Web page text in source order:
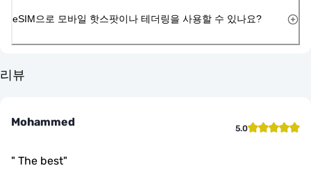
eSIM으로 모바일 핫스팟이나 테더링을 사용할 수 있나요?
리뷰
Mohammed 5.0
" The best"